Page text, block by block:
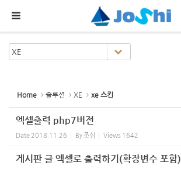
Home 솔루션 XE xe 스킨
엑셀출력 php7버전
Date 2018.11.26 By조쉬 Views 1642
게시판 글 엑셀로 출력하기(확장변수 포함)